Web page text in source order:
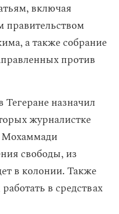
включая
правительством
а также собрание
против
Тегеране назначил
журналистке
Мохаммади
свободы, из
в колонии. Также
в средствах